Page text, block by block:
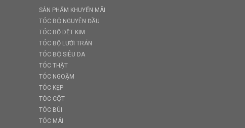
SẢN PHẨM KHUYẾN MÃI
TÓC BỘ NGUYÊN ĐẦU
TÓC BỘ DỆT KIM
TÓC BỘ LƯỚI TRÁN
TÓC BỘ SIÊU DA
TÓC THẬT
TÓC NGOẶM
TÓC KẸP
TÓC CỘT
TÓC BÚI
TÓC MÁI